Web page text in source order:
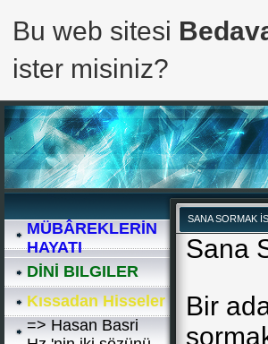
MÜBÂREKLERİN
HAYATI
DİNİ BILGILER
Kıssadan Hisseler
=> Hasan Basri
SANA SORMAK
Sana
Bir
Bu web sitesi
ister misiniz?